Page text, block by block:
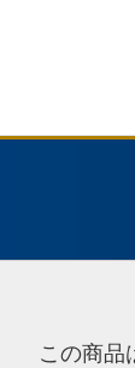
この商品